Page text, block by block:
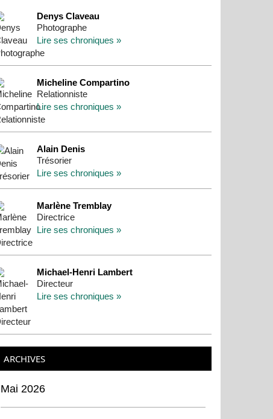
Denys Claveau
Photographe
Lire ses chroniques »
Micheline Compartino
Relationniste
Lire ses chroniques »
Alain Denis
Trésorier
Lire ses chroniques »
Marlène Tremblay
Directrice
Lire ses chroniques »
Michael-Henri Lambert
Directeur
Lire ses chroniques »
ARCHIVES
Mai 2026